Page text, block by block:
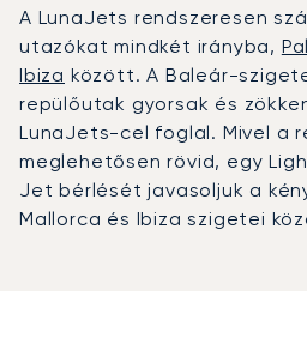
A LunaJets rendszeresen
utazókat mindkét irányba,
Ibiza között. A Baleár-
repülőutak gyorsak és
LunaJets-cel foglal. Mivel a
meglehetősen rövid, egy
Jet bérlését javasoljuk a
Mallorca és Ibiza szigetei